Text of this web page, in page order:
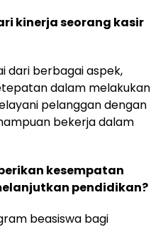
kinerja seorang kasir
dari berbagai aspek,
dalam melakukan
pelanggan dengan
bekerja dalam
kesempatan
pendidikan?
beasiswa bagi